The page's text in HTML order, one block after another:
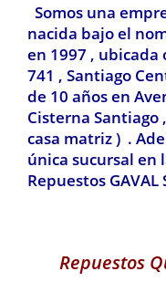
Somos una
nacida bajo el
en 1997 ,
741 , Santiago
de 10 años en
Cisterna Santiago
casa matriz ) .
única sucursal en
Repuestos GAVAL
Repuestos